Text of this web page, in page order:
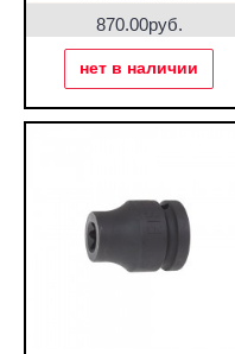
870.00руб.
нет в наличии